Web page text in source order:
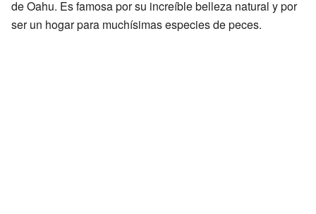
de Oahu. Es famosa por su increíble belleza natural y por
ser un hogar para muchísimas especies de peces.